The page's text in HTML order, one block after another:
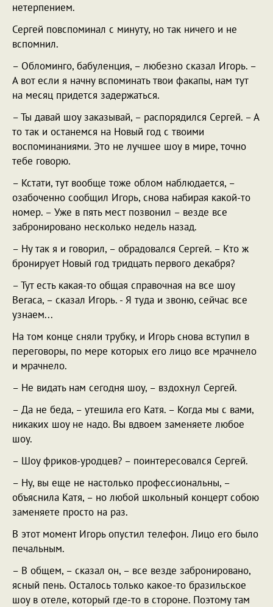
нетерпением.
Сергей повспоминал с минуту, но так ничего и не
вспомнил.
– Обломинго, бабуленция, – любезно сказал Игорь. –
А вот если я начну вспоминать твои факапы, нам тут
на месяц придется задержаться.
– Ты давай шоу заказывай, – распорядился Сергей. – А
то так и останемся на Новый год с твоими
воспоминаниями. Это не лучшее шоу в мире, точно
тебе говорю.
– Кстати, тут вообще тоже облом наблюдается, –
озабоченно сообщил Игорь, снова набирая какой-то
номер. – Уже в пять мест позвонил – везде все
забронировано несколько недель назад.
– Ну так я и говорил, – обрадовался Сергей. – Кто ж
бронирует Новый год тридцать первого декабря?
– Тут есть какая-то общая справочная на все шоу
Вегаса, – сказал Игорь. - Я туда и звоню, сейчас все
узнаем...
На том конце сняли трубку, и Игорь снова вступил в
переговоры, по мере которых его лицо все мрачнело
и мрачнело.
– Не видать нам сегодня шоу, – вздохнул Сергей.
– Да не беда, – утешила его Катя. – Когда мы с вами,
никаких шоу не надо. Вы вдвоем заменяете любое
шоу.
– Шоу фриков-уродцев? – поинтересовался Сергей.
– Ну, вы еще не настолько профессиональны, –
объяснила Катя, – но любой школьный концерт собою
заменяете просто на раз.
В этот момент Игорь опустил телефон. Лицо его было
печальным.
– В общем, – сказал он, – все везде забронировано,
ясный пень. Осталось только какое-то бразильское
шоу в отеле, который где-то в стороне. Поэтому там